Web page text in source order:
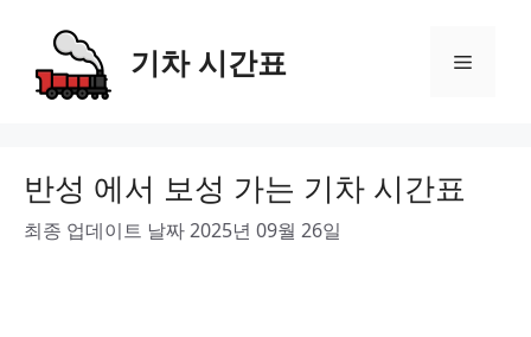
content
기차 시간표 Menu
반성 에서 보성 가는 기차 시간표
최종 업데이트 날짜 2025년 09월 26일